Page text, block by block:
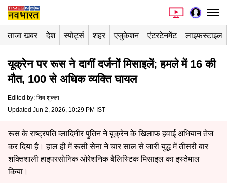
ताजा खबर देश स्पोर्ट्स शहर एजुकेशन एंटरटेनमेंट लाइफस्टाइल
यूक्रेन पर रूस ने दागीं दर्जनों मिसाइलें; हमले में 16 की
मौत, 100 से अधिक व्यक्ति घायल
Edited by: शिव शुक्ला
Updated Jun 2, 2026, 10:29 PM IST
रूस के राष्ट्रपति व्लादिमीर पुतिन ने यूक्रेन के खिलाफ हवाई अभियान तेज
कर दिया है। हाल ही में रूसी सेना ने चार साल से जारी युद्ध में तीसरी बार
शक्तिशाली हाइपरसोनिक ओरेशनिक बैलिस्टिक मिसाइल का इस्तेमाल
किया।